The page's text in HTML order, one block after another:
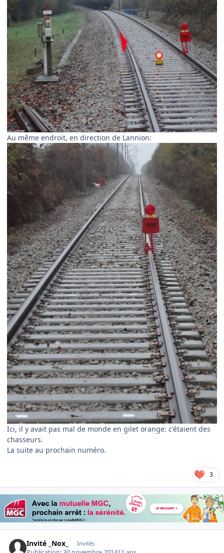
Au même endroit, en direction de Lannion:
Ici, il y avait pas mal de monde en gilet orange: c'étaient des
chasseurs.
La suite au prochain numéro.
3
Invité _Nox_ Invités